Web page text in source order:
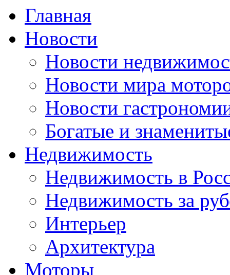
Главная
Новости
Новости
Новости мира
Новости
Богатые и
Недвижимость
Недвижимость в
Недвижимость за
Интерьер
Архитектура
Моторы